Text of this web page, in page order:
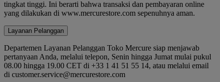
tingkat tinggi. Ini berarti bahwa transaksi dan pembayaran online
yang dilakukan di www.mercurestore.com sepenuhnya aman.
Layanan Pelanggan
Departemen Layanan Pelanggan Toko Mercure siap menjawab
pertanyaan Anda, melalui telepon, Senin hingga Jumat mulai pukul
08.00 hingga 19.00 CET di +33 1 41 51 55 14, atau melalui email
di customer.service@mercurestore.com